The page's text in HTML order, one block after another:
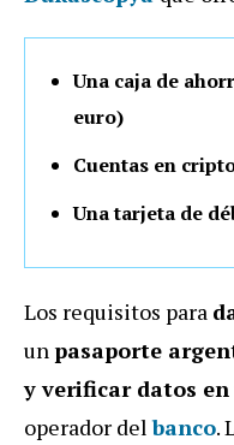
Una caja de
euro)
Cuentas en
Una tarjeta de
Los requisitos para
un pasaporte
y verificar datos
operador delbanco.